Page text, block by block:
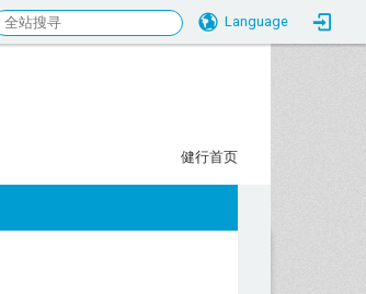
Language
健行首页